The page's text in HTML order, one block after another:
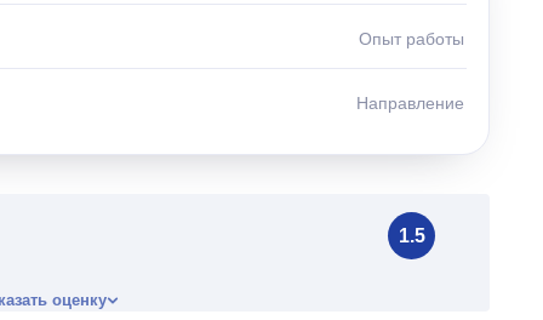
Опыт работы
Направление
1.5
оценку